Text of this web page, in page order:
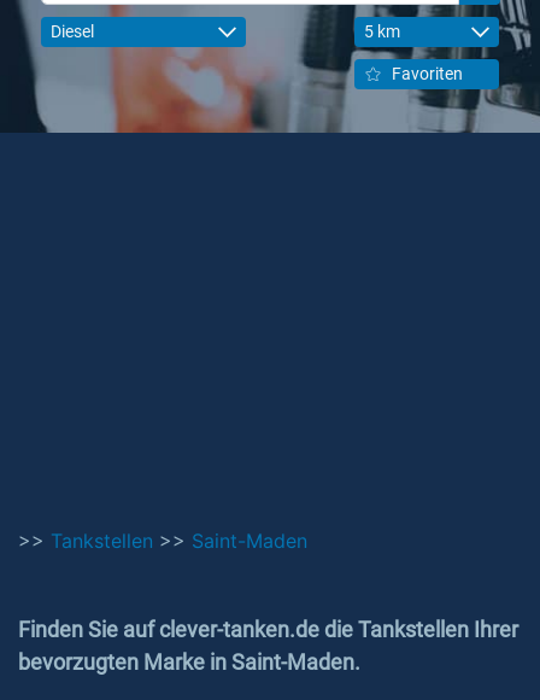
Diesel 5 km
Favoriten
>> Tankstellen >> Saint-Maden
Finden Sie auf clever-tanken.de die Tankstellen Ihrer
bevorzugten Marke in Saint-Maden.